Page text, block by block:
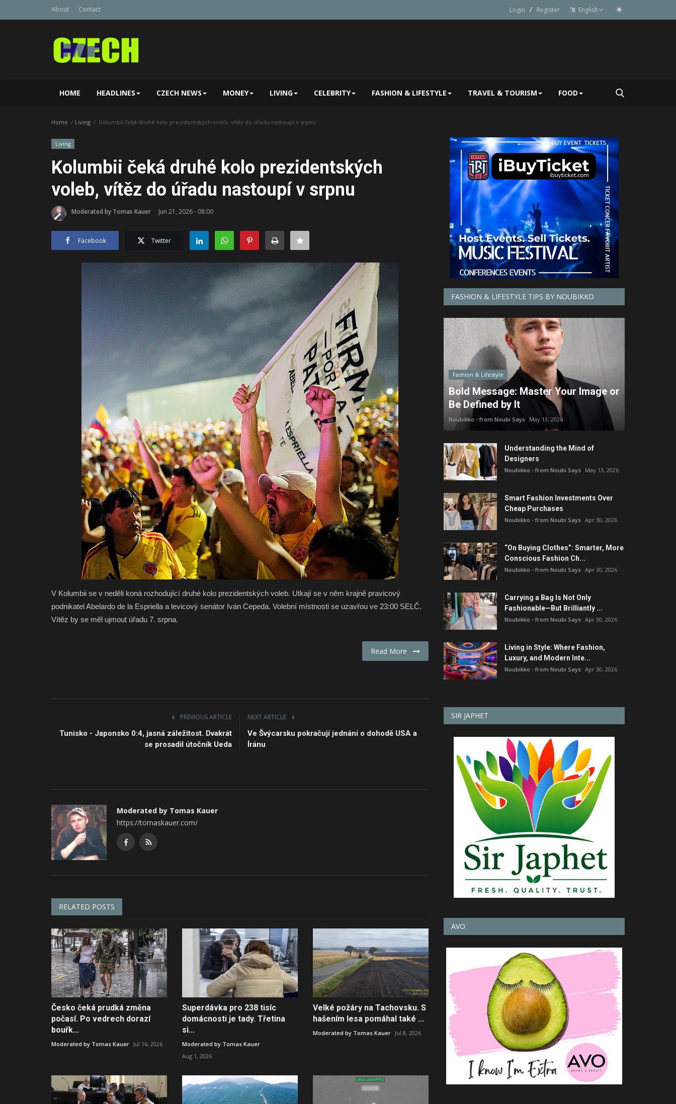
About Contact Login / Register English
HOME HEADLINES CZECH NEWS MONEY LIVING CELEBRITY FASHION & LIFESTYLE TRAVEL & TOURISM FOOD
Home Living Kolumbii čeká druhé kolo prezidentských voleb, vítěz do úřadu nastoupí v srpnu
Living
Kolumbii čeká druhé kolo prezidentských
voleb, vítěz do úřadu nastoupí v srpnu
Moderated by Tomas Kauer Jun 21, 2026 - 08:00
Facebook Twitter
V Kolumbii se v neděli koná rozhodující druhé kolo prezidentských voleb. Utkají se v něm krajně pravicový
podnikatel Abelardo de la Espriella a levicový senátor Iván Cepeda. Volební místnosti se uzavřou ve 23:00 SELČ.
Vítěz by se měl ujmout úřadu 7. srpna.
Read More
PREVIOUS ARTICLE
Tunisko - Japonsko 0:4, jasná záležitost. Dvakrát
se prosadil útočník Ueda
NEXT ARTICLE
Ve Švýcarsku pokračují jednání o dohodě USA a
Íránu
Moderated by Tomas Kauer
https://tomaskauer.com/
RELATED POSTS
Česko čeká prudká změna
počasí. Po vedrech dorazí
bouřk...
Moderated by Tomas Kauer Jul 16, 2026
Superdávka pro 238 tisíc
domácnosti je tady. Třetina
si...
Moderated by Tomas Kauer
Aug 1, 2026
Velké požáry na Tachovsku. S
hašením lesa pomáhal také ...
Moderated by Tomas Kauer Jul 8, 2026
FASHION & LIFESTYLE TIPS BY NOUBIKKO
Fashion & Lifestyle
Bold Message: Master Your Image or
Be Defined by It
Noubikko - from Noubi Says May 13, 2026
Understanding the Mind of
Designers
Noubikko - from Noubi Says May 13, 2026
Smart Fashion Investments Over
Cheap Purchases
Noubikko - from Noubi Says Apr 30, 2026
“On Buying Clothes”: Smarter, More
Conscious Fashion Ch...
Noubikko - from Noubi Says Apr 30, 2026
Carrying a Bag Is Not Only
Fashionable—But Brilliantly ...
Noubikko - from Noubi Says Apr 30, 2026
Living in Style: Where Fashion,
Luxury, and Modern Inte...
Noubikko - from Noubi Says Apr 30, 2026
SIR JAPHET
AVO